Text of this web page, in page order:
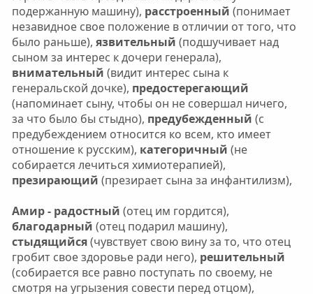
подержанную машину), расстроенный (понимает
незавидное свое положение в отличии от того, что
было раньше), язвительный (подшучивает над
сыном за интерес к дочери генерала),
внимательный (видит интерес сына к
генеральской дочке), предостерегающий
(напоминает сыну, чтобы он не совершал ничего,
за что было бы стыдно), предубежденный (с
предубеждением относится ко всем, кто имеет
отношение к русским), категоричный (не
собирается лечиться химиотерапией),
презирающий (презирает сына за инфантилизм),
Амир - радостный (отец им гордится),
благодарный (отец подарил машину),
стыдящийся(чувствует свою вину за то, что отец
гробит свое здоровье ради него), решительный
(собирается все равно поступать по своему, не
смотря на угрызения совести перед отцом),